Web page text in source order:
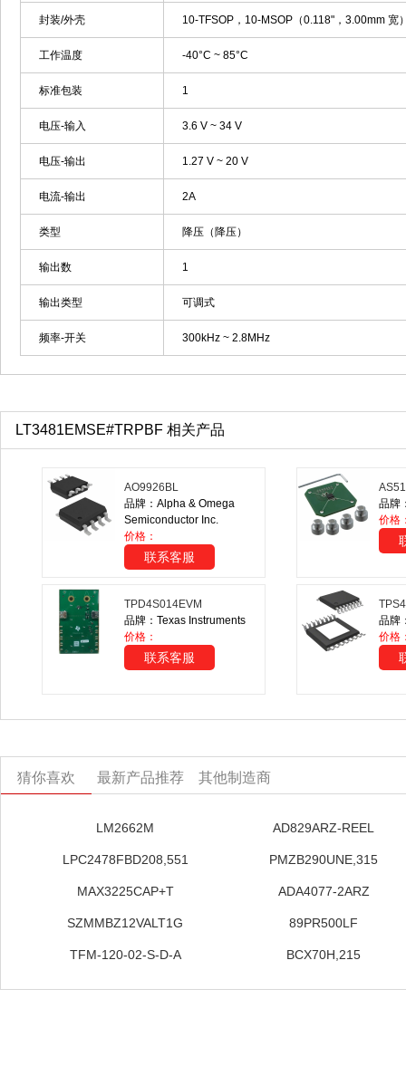
封装/外壳 10-TFSOP，10-MSOP（0.118"，3.00mm 宽
工作温度 -40°C ~ 85°C
标准包装 1
电压-输入 3.6 V ~ 34 V
电压-输出 1.27 V ~ 20 V
电流-输出 2A
类型 降压（降压）
输出数 1
输出类型 可调式
频率-开关 300kHz ~ 2.8MHz
LT3481EMSE#TRPBF 相关产品
AO9926BL
品牌：Alpha & Omega
Semiconductor Inc.
价格：
联系客服
品牌
价格
TPD4S014EVM
品牌：Texas Instruments
价格：
联系客服
品牌
价格
猜你喜欢 最新产品推荐 其他制造商
LM2662M AD829ARZ-REEL
LPC2478FBD208,551 PMZB290UNE,315
MAX3225CAP+T ADA4077-2ARZ
SZMMBZ12VALT1G 89PR500LF
TFM-120-02-S-D-A BCX70H,215